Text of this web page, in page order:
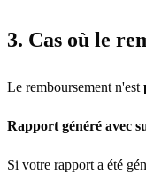
3. Cas où le
Le remboursement n'est
Rapport généré avec
Si votre rapport a été